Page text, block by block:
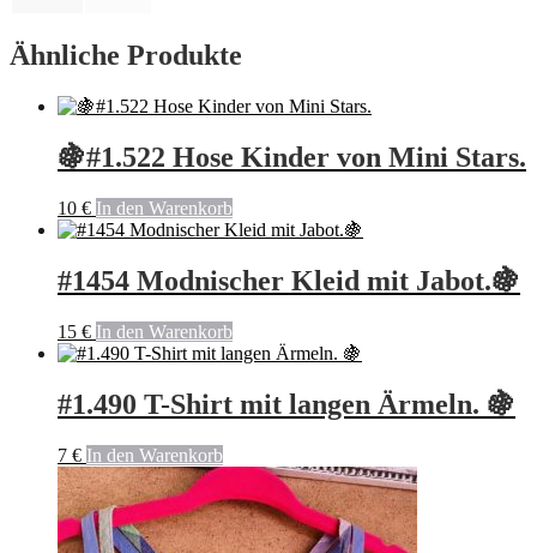
Ähnliche Produkte
🍇#1.522 Hose Kinder von Mini Stars.
10 € In den Warenkorb
#1454 Modnischer Kleid mit Jabot.🍇
15 € In den Warenkorb
#1.490 T-Shirt mit langen Ärmeln. 🍇
7 € In den Warenkorb